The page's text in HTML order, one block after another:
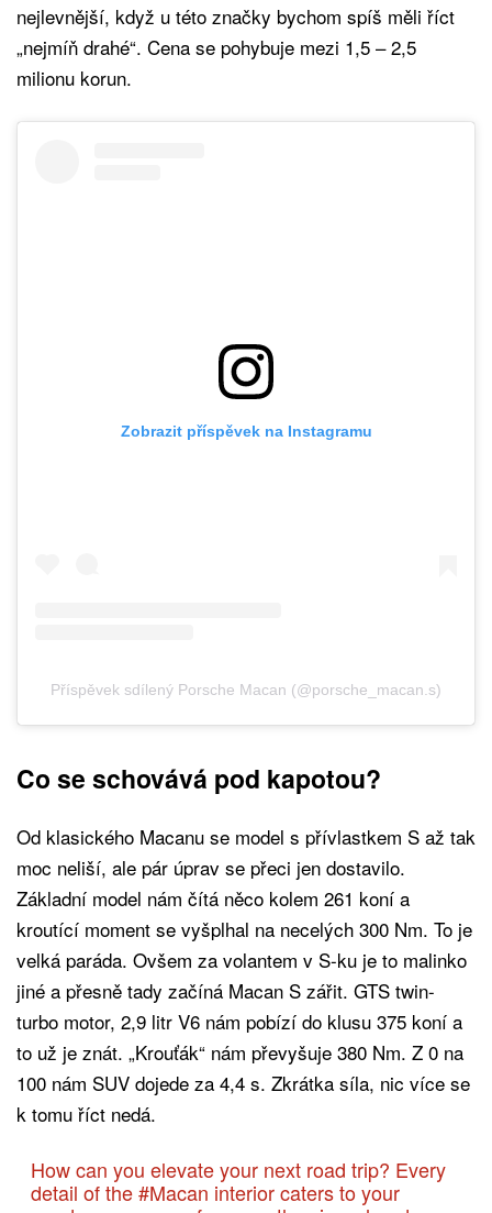
nejlevnější, když u této značky bychom spíš měli říct
„nejmíň drahé“. Cena se pohybuje mezi 1,5 – 2,5
milionu korun.
Zobrazit příspěvek na Instagramu
Příspěvek sdílený Porsche Macan (@porsche_macan.s)
Co se schovává pod kapotou?
Od klasického Macanu se model s přívlastkem S až tak
moc neliší, ale pár úprav se přeci jen dostavilo.
Základní model nám čítá něco kolem 261 koní a
kroutící moment se vyšplhal na necelých 300 Nm. To je
velká paráda. Ovšem za volantem v S-ku je to malinko
jiné a přesně tady začíná Macan S zářit. GTS twin-
turbo motor, 2,9 litr V6 nám pobízí do klusu 375 koní a
to už je znát. „Krouťák“ nám převyšuje 380 Nm. Z 0 na
100 nám SUV dojede za 4,4 s. Zkrátka síla, nic více se
k tomu říct nedá.
How can you elevate your next road trip? Every
detail of the#Macan interior caters to your